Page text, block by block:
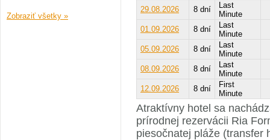
Zobraziť všetky »
29.08.2026
8 dní
Last
Minute
01.09.2026
8 dní
Last
Minute
05.09.2026
8 dní
Last
Minute
08.09.2026
8 dní
Last
Minute
12.09.2026
8 dní
First
Minute
Atraktívny hotel sa
prírodnej rezervácii Ria
piesočnatej pláže (transfer